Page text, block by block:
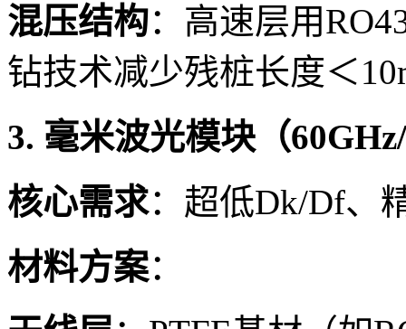
混压结构：高速层用
钻技术减少残桩长度＜
3. 毫米波光模块（
核心需求：超低Dk/Df、
材料方案：